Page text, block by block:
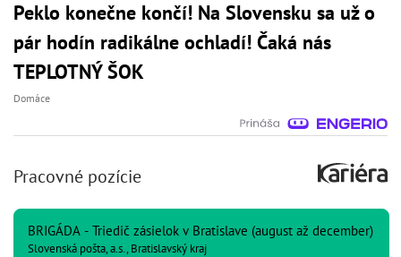
Peklo konečne končí! Na Slovensku sa už o
pár hodín radikálne ochladí! Čaká nás
TEPLOTNÝ ŠOK
Domáce
Pracovné pozície
BRIGÁDA - Triedič zásielok v Bratislave (august až december)
Slovenská pošta, a.s., Bratislavský kraj